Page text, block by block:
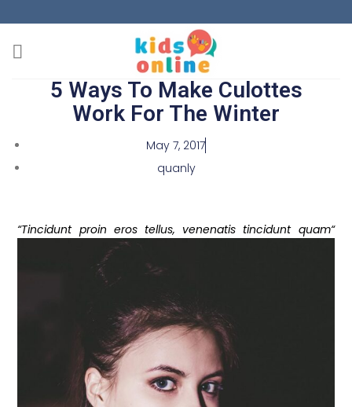
5 Ways To Make Culottes
Work For The Winter
May 7, 2017
quanly
“Tincidunt proin eros tellus, venenatis tincidunt quam“